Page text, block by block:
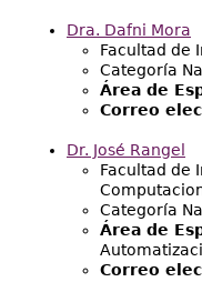
Dra. Dafni Mora
Facultad de
Categoría
Área de
Correo
Dr. José Rangel
Facultad de
Categoría
Área de
Correo